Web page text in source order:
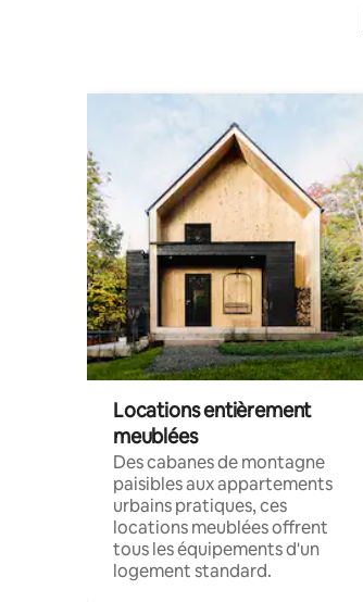
Locations entièrement
meublées
Des cabanes de montagne
paisibles aux appartements
urbains pratiques, ces
locations meublées offrent
tous les équipements d'un
logement standard.